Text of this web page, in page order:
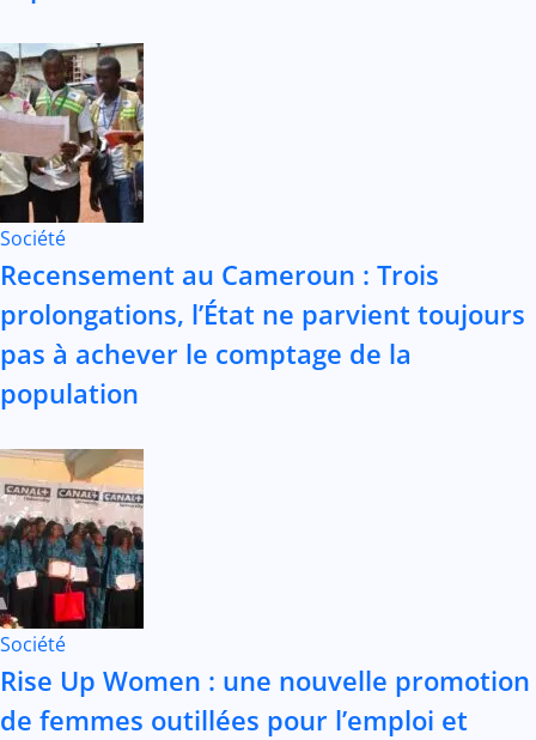
Société
Recensement au Cameroun : Trois
prolongations, l’État ne parvient toujours
pas à achever le comptage de la
population
Société
Rise Up Women : une nouvelle promotion
de femmes outillées pour l’emploi et